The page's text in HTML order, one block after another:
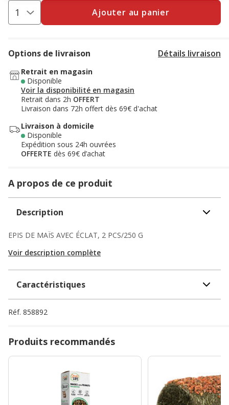
Ajouter au panier
Options de livraison Détails livraison
Retrait en magasin
Disponible
Voir la disponibilité en magasin
Retrait dans 2h OFFERT
Livraison dans 72h offert dès 69€ d'achat
Livraison à domicile
Disponible
Expédition sous 24h ouvrées
OFFERTE dès 69€ d’achat
A propos de ce produit
Description
EPIS DE MAÏS AVEC ÉCLAT, 2 PCS/250 G
Voir description complète
Caractéristiques
Réf. 858892
Produits recommandés